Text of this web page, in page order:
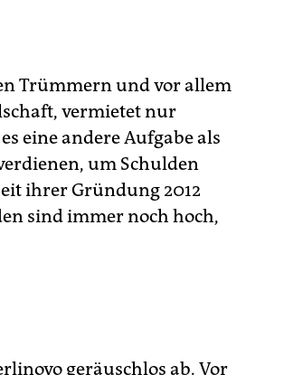
Trümmern und vor allem
vermietet nur
eine andere Aufgabe als
um Schulden
ihrer Gründung 2012
sind immer noch hoch,
geräuschlos ab. Vor